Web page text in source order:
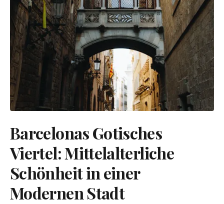
Barcelonas Gotisches
Viertel: Mittelalterliche
Schönheit in einer
Modernen Stadt